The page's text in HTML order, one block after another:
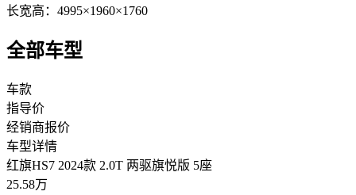
长宽高： 4995×1960×1760
全部车型
车款
指导价
经销商报价
车型详情
红旗HS7 2024款 2.0T 两驱旗悦版 5座
25.58万